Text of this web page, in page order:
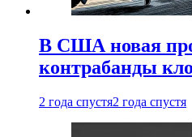
В США новая
контрабанды
2 года спустя2 года спустя